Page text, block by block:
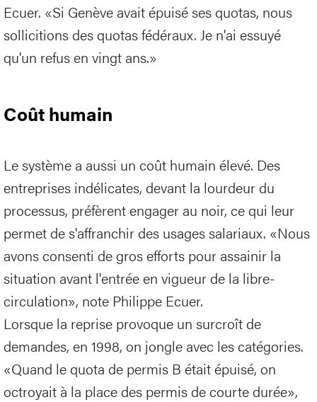
Ecuer. «Si Genève avait épuisé ses quotas, nous
sollicitions des quotas fédéraux. Je n'ai essuyé
qu'un refus en vingt ans.»
Coût humain
Le système a aussi un coût humain élevé. Des
entreprises indélicates, devant la lourdeur du
processus, préfèrent engager au noir, ce qui leur
permet de s'affranchir des usages salariaux. «Nous
avons consenti de gros efforts pour assainir la
situation avant l'entrée en vigueur de la libre-
circulation», note Philippe Ecuer.
Lorsque la reprise provoque un surcroît de
demandes, en 1998, on jongle avec les catégories.
«Quand le quota de permis B était épuisé, on
octroyait à la place des permis de courte durée»,